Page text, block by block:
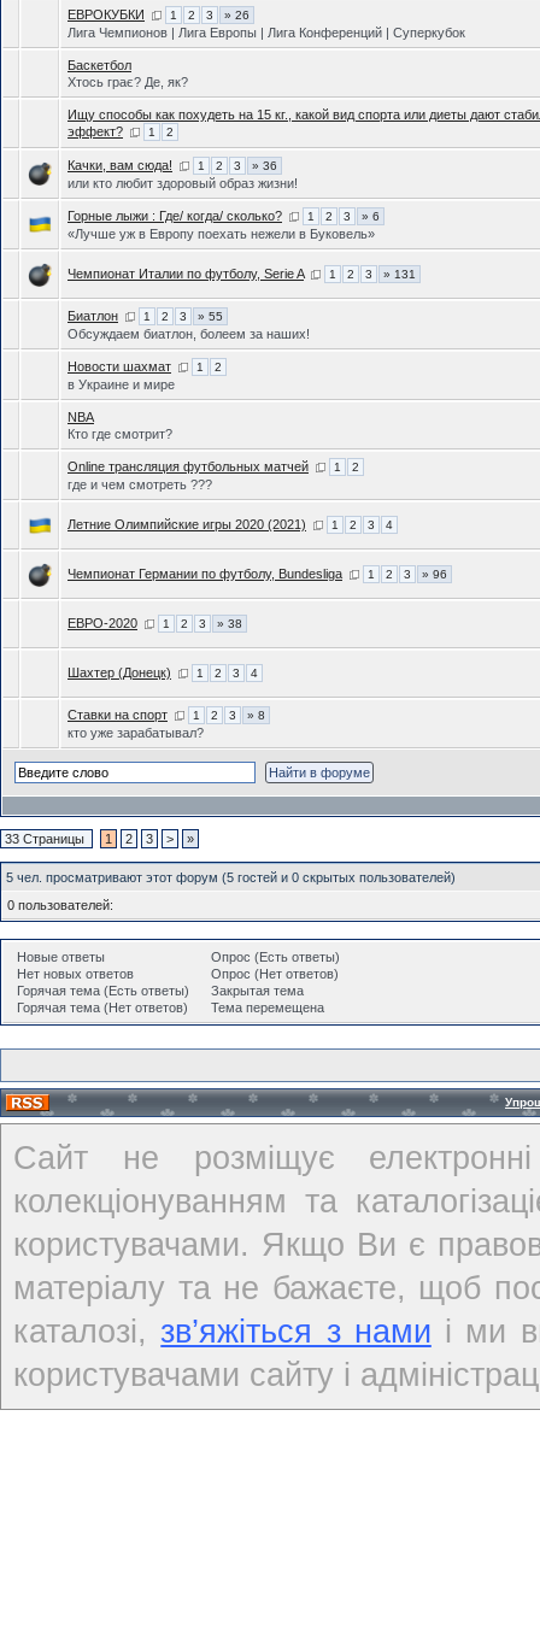
ЕВРОКУБКИ 1 2 3 » 26
Лига Чемпионов | Лига Европы | Лига Конференций | Суперкубок
Баскетбол
Хтось грає? Де, як?
Ищу способы как похудеть на 15 кг., какой вид спорта или диеты дают
эффект?
1 2
Качки, вам сюда! 1 2 3 » 36
или кто любит здоровый образ жизни!
Горные лыжи : Где/ когда/ сколько? 1 2 3 » 6
«Лучше уж в Европу поехать нежели в Буковель»
Чемпионат Италии по футболу, Serie A 1 2 3 » 131
Биатлон 1 2 3 » 55
Обсуждаем биатлон, болеем за наших!
Новости шахмат 1 2
в Украине и мире
NBA
Кто где смотрит?
Online трансляция футбольных матчей 1 2
где и чем смотреть ???
Летние Олимпийские игры 2020 (2021) 1 2 3 4
Чемпионат Германии по футболу, Bundesliga 1 2 3 » 96
ЕВРО-2020 1 2 3 » 38
Шахтер (Донецк) 1 2 3 4
Ставки на спорт 1 2 3 » 8
кто уже зарабатывал?
33 Страницы 1 2 3 > »
5 чел. просматривают этот форум (5 гостей и 0 скрытых пользователей)
0 пользователей:
Новые ответы
Нет новых ответов
Горячая тема (Есть ответы)
Горячая тема (Нет ответов)
Опрос (Есть ответы)
Опрос (Нет ответов)
Закрытая тема
Тема перемещена
Сайт не розміщує
колекціонуванням та
користувачами. Якщо Ви є
матеріалу та не бажаєте, щоб
каталозі,зв’яжіться з нами і ми
користувачами сайту і